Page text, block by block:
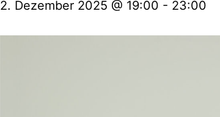
2. Dezember 2025 @ 19:00 - 23:00